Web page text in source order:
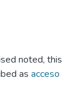
noted, this
as acceso